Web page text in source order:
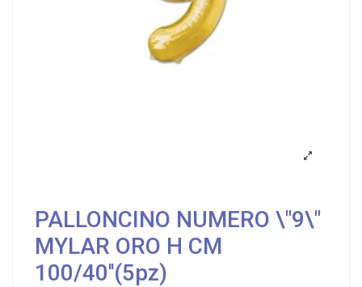
PALLONCINO NUMERO \"9\"
MYLAR ORO H CM
100/40''(5pz)